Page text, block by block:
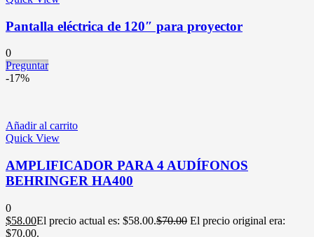
Pantalla eléctrica de 120″ para proyector
0
Preguntar
-17%
Añadir al carrito
Quick View
AMPLIFICADOR PARA 4 AUDÍFONOS
BEHRINGER HA400
0
$58.00El precio actual es: $58.00.$70.00 El precio original era:
$70.00.